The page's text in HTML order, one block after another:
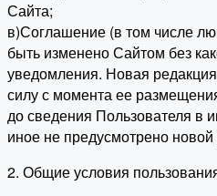
Сайта;
в)Соглашение (в том числе
быть изменено Сайтом без
уведомления. Новая
силу с момента ее
до сведения Пользователя в
иное не предусмотрено
2. Общие условия